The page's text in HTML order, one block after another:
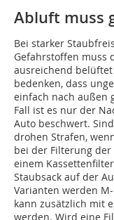
Abluft muss
Bei starker
Gefahrstoffen muss
ausreichend
bedenken, dass
einfach nach außen
Fall ist es nur der
Auto beschwert.
drohen Strafen,
bei der Filterung
einem
Staubsack auf der
Varianten werden
kann zusätzlich mit
werden. Wird eine